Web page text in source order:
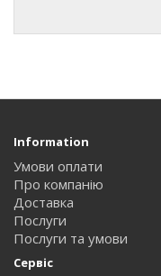
Information
Умови оплати
Про компанію
Доставка
Послуги
Послуги та умови
Сервіс